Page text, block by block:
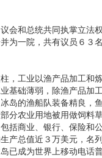
和总统共同执掌立法权
为一院，共有议员６３
工业以渔产品加工和炼
基础薄弱，除渔产品加
岛的渔船队装备精良，
分农业用地被用做饲料
括商业、银行、保险和
产总值近３万美元，名
已成为世界上移动电话